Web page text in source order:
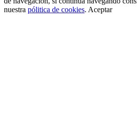
nuestra pólitica de cookies. Aceptar